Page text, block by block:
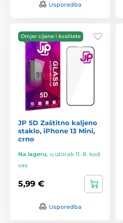
Usporedba
Omjer cijene i kvalitete
JP 5D Zaštitno kaljeno
staklo, iPhone 13 Mini,
crno
Na lageru, u utorak 11. 8. kod
vas
5,99 €
Usporedba